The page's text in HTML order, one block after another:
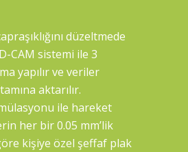
düzeltmede
CAM sistemi ile 3
yapılır ve veriler
aktarılır.
ile hareket
her bir 0.05 mm’lik
kişiye özel şeffaf plak